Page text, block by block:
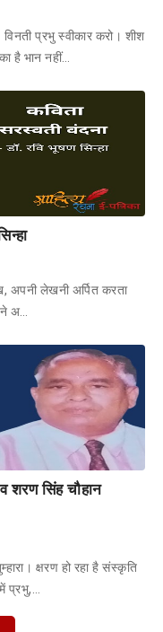
प्रभु स्वीकार करो। शीश
है भान नहीं…
अपनी लेखनी अर्पित करता
अ…
शरण सिंह चौहान
क्षरण हो रहा है संस्कृति
प्रभु,…